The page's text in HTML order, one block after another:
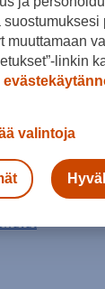
myymälästä
Myymälät:
1-3 arkipäivää.
muuttamaan
linkin
valintoja